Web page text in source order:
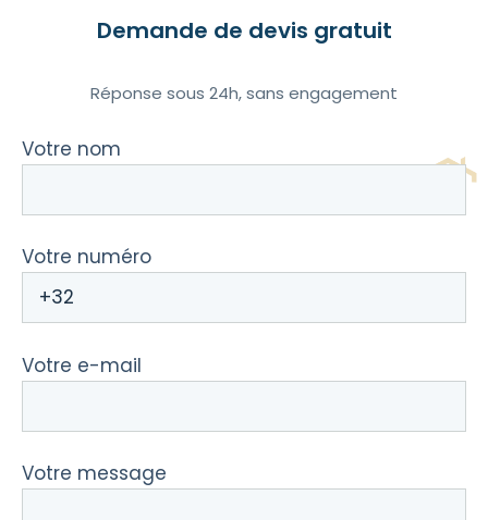
Demande de devis gratuit
Réponse sous 24h, sans engagement
Votre nom
Votre numéro
Votre e-mail
Votre message